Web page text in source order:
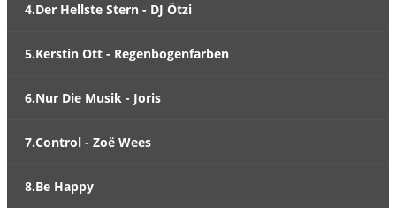
4.Der Hellste Stern - DJ Ötzi
5.Kerstin Ott - Regenbogenfarben
6.Nur Die Musik - Joris
7.Control - Zoë Wees
8.Be Happy